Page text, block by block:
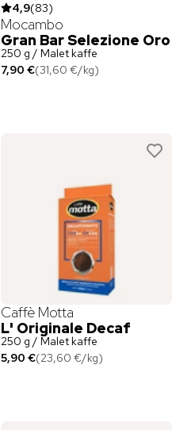
4,9(83)
Mocambo
Gran Bar Selezione Oro
250 g / Malet kaffe
7,90 €(31,60 €/kg)
Caffè Motta
L' Originale Decaf
250 g / Malet kaffe
5,90 €(23,60 €/kg)